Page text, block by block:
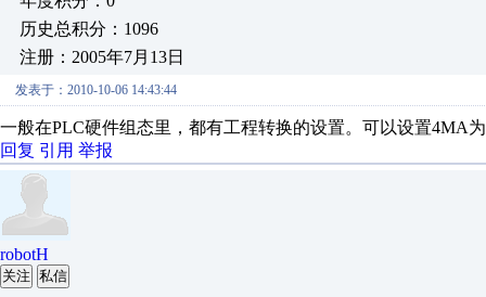
历史总积分：1096
注册：2005年7月13日
发表于：2010-10-06 14:43:44
一般在PLC硬件组态里，都有工程转换的设置。可以设置4MA
回复 引用 举报
robotH
关注 私信